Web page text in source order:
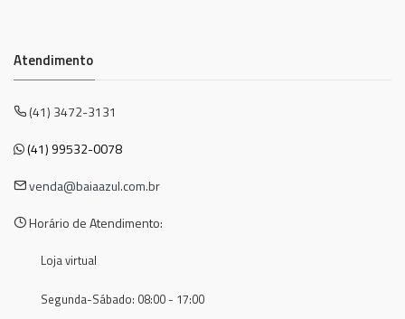
Atendimento
(41) 3472-3131
(41) 99532-0078
venda@baiaazul.com.br
Horário de Atendimento:
Loja virtual
Segunda-Sábado: 08:00 - 17:00